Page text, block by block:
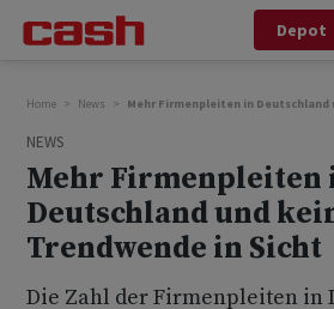
Depot
Home News Mehr Firmenpleiten in Deutschland
NEWS
Mehr Firmenpleiten
Deutschland und
Trendwende in Sicht
Die Zahl der Firmenpleiten in